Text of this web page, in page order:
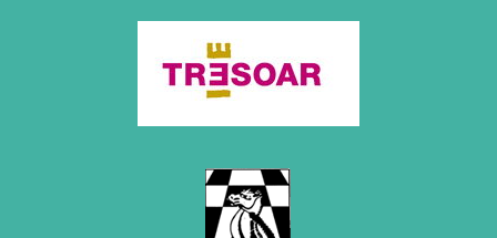
Oktober 2010 (1 Eintrag)
September 2010 (1 Eintrag)
Juli 2010 (3 Einträge)
April 2010 (3 Einträge)
Februar 2010 (1 Eintrag)